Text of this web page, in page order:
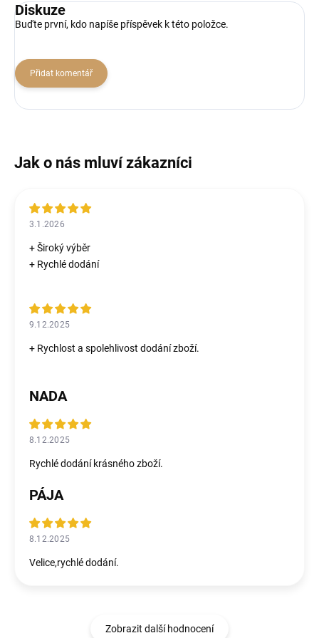
Diskuze
Buďte první, kdo napíše příspěvek k této položce.
Přidat komentář
3.1.2026
+ Široký výběr
+ Rychlé dodání
9.12.2025
+ Rychlost a spolehlivost dodání zboží.
NADA
8.12.2025
Rychlé dodání krásného zboží.
PÁJA
8.12.2025
Velice,rychlé dodání.
Zobrazit další hodnocení